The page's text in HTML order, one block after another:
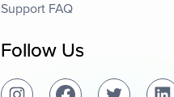
Support FAQ
Follow Us